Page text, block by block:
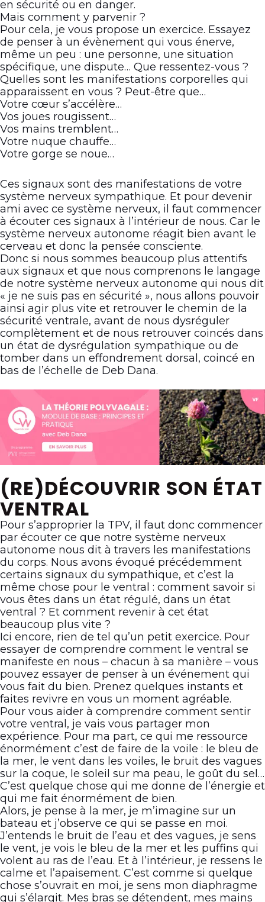
en sécurité ou en danger.
Mais comment y parvenir ?
Pour cela, je vous propose un exercice. Essayez
de penser à un évènement qui vous énerve,
même un peu : une personne, une situation
spécifique, une dispute… Que ressentez-vous ?
Quelles sont les manifestations corporelles qui
apparaissent en vous ? Peut-être que…
Votre cœur s’accélère…
Vos joues rougissent…
Vos mains tremblent…
Votre nuque chauffe…
Votre gorge se noue…
Ces signaux sont des manifestations de votre
système nerveux sympathique. Et pour devenir
ami avec ce système nerveux, il faut commencer
à écouter ces signaux à l’intérieur de nous. Car le
système nerveux autonome réagit bien avant le
cerveau et donc la pensée consciente.
Donc si nous sommes beaucoup plus attentifs
aux signaux et que nous comprenons le langage
de notre système nerveux autonome qui nous dit
« je ne suis pas en sécurité », nous allons pouvoir
ainsi agir plus vite et retrouver le chemin de la
sécurité ventrale, avant de nous dysréguler
complètement et de nous retrouver coincés dans
un état de dysrégulation sympathique ou de
tomber dans un effondrement dorsal, coincé en
bas de l’échelle de Deb Dana.
(RE)DÉCOUVRIR SON ÉTAT
VENTRAL
Pour s’approprier la TPV, il faut donc commencer
par écouter ce que notre système nerveux
autonome nous dit à travers les manifestations
du corps. Nous avons évoqué précédemment
certains signaux du sympathique, et c’est la
même chose pour le ventral : comment savoir si
vous êtes dans un état régulé, dans un état
ventral ? Et comment revenir à cet état
beaucoup plus vite ?
Ici encore, rien de tel qu’un petit exercice. Pour
essayer de comprendre comment le ventral se
manifeste en nous – chacun à sa manière – vous
pouvez essayer de penser à un événement qui
vous fait du bien. Prenez quelques instants et
faites revivre en vous un moment agréable.
Pour vous aider à comprendre comment sentir
votre ventral, je vais vous partager mon
expérience. Pour ma part, ce qui me ressource
énormément c’est de faire de la voile : le bleu de
la mer, le vent dans les voiles, le bruit des vagues
sur la coque, le soleil sur ma peau, le goût du sel…
C’est quelque chose qui me donne de l’énergie et
qui me fait énormément de bien.
Alors, je pense à la mer, je m’imagine sur un
bateau et j’observe ce qui se passe en moi.
J’entends le bruit de l’eau et des vagues, je sens
le vent, je vois le bleu de la mer et les puffins qui
volent au ras de l’eau. Et à l’intérieur, je ressens le
calme et l’apaisement. C’est comme si quelque
chose s’ouvrait en moi, je sens mon diaphragme
qui s’élargit. Mes bras se détendent, mes mains